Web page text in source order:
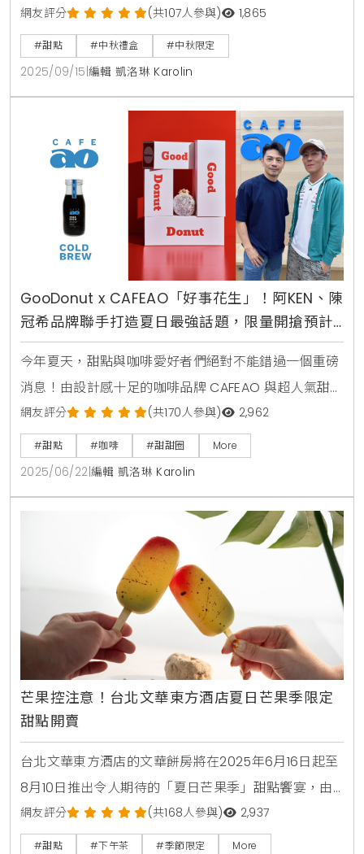
點，正成為凝聚情感與展現品味的新焦點，知名品牌
「起士公爵」今年便看準此趨勢，推出融合台灣人共同
味覺記憶的「芋泥肉鬆巴斯克」乳酪蛋糕，將經典鹹甜
風味重新詮釋，為中秋團聚時刻帶來令人驚喜的美味體
驗。台灣味巴斯克誕生，芋泥與百年肉脯的鹹甜協奏曲
這款「芋泥肉鬆巴斯克」可說是一場對台灣在地食材的
深度探索，為了呈現最
網友評分 (共107人參與) 1,865
#甜點 #中秋禮盒 #中秋限定
2025/09/15 編輯 凱洛琳 Karolin
GooDonut x CAFEAO「好事花生」！阿KEN、陳
冠希品牌聯手打造夏日最強話題，限量開搶預計
引爆社群
今年夏天，甜點與咖啡愛好者們絕對不能錯過一個重磅
消息！由設計感十足的咖啡品牌 CAFEAO 與超人氣甜甜
圈名店 GooDonut 攜手合作，推出限定聯名商品，自
6月22日起正式上市。這場別開生面的創意合作，不僅
打破了甜點與飲品的界線，更巧妙地透過「交換販售」
的獨特方式，創造出雙品牌互相走訪的嶄新體驗。消費
者將能在不同的店鋪中，感受到驚喜與充滿儀式感的獨
特消費樂趣，預計將在社群媒體上引發一波新的打卡
網友評分 (共170人參與) 2,962
#甜點 #咖啡 #甜甜圈 More
2025/06/22 編輯 凱洛琳 Karolin
芒果控注意！台北文華東方酒店夏日芒果季限定
甜點開賣
台北文華東方酒店的文華餅房將在2025年6月16日起至
8月10日推出令人期待的「夏日芒果季」甜點饗宴，由
行政西點主廚趙崇曦精心打造多款以愛文芒果為主題的
誘人甜點 。這些精品級美點巧妙融合了芒果細緻飽滿的
網友評分 (共168人參與) 2,937
#甜點 #下午茶 #季節限定 More